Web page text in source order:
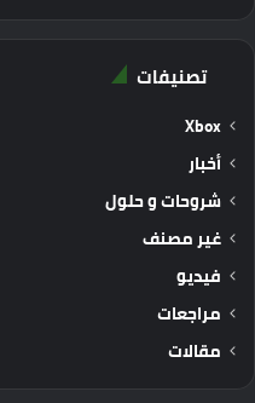
تصنيفات
Xbox
أخبار
شروحات و حلول
غير مصنف
فيديو
مراجعات
مقالات